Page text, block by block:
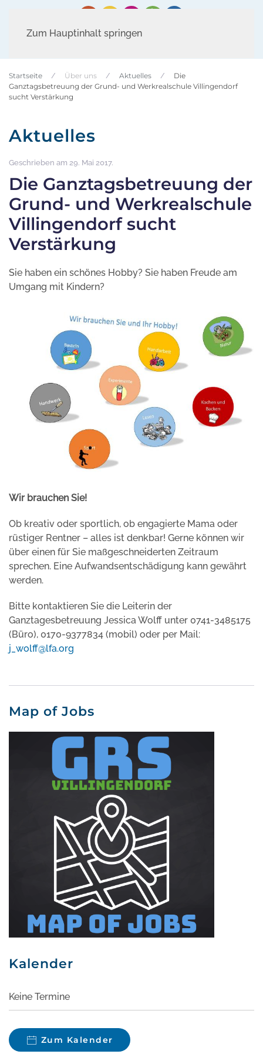
Zum Hauptinhalt springen
Startseite Über uns Aktuelles
Die
Ganztagsbetreuung der Grund- und Werkrealschule Villingendorf
sucht Verstärkung
Aktuelles
Geschrieben am 29. Mai 2017.
Die Ganztagsbetreuung der
Grund- und Werkrealschule
Villingendorf sucht
Verstärkung
Sie haben ein schönes Hobby? Sie haben Freude am
Umgang mit Kindern?
Wir brauchen Sie!
Ob kreativ oder sportlich, ob engagierte Mama oder
rüstiger Rentner – alles ist denkbar! Gerne können wir
über einen für Sie maßgeschneiderten Zeitraum
sprechen. Eine Aufwandsentschädigung kann gewährt
werden.
Bitte kontaktieren Sie die Leiterin der
Ganztagesbetreuung Jessica Wolff unter 0741-3485175
(Büro), 0170-9377834 (mobil) oder per Mail:
j_wolff@lfa.org
Map of Jobs
Kalender
Keine Termine
Zum Kalender